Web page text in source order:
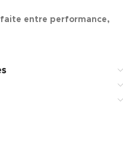
entre performance,